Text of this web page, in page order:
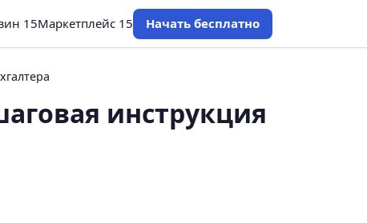
15Маркетплейс 15 Начать бесплатно
инструкция